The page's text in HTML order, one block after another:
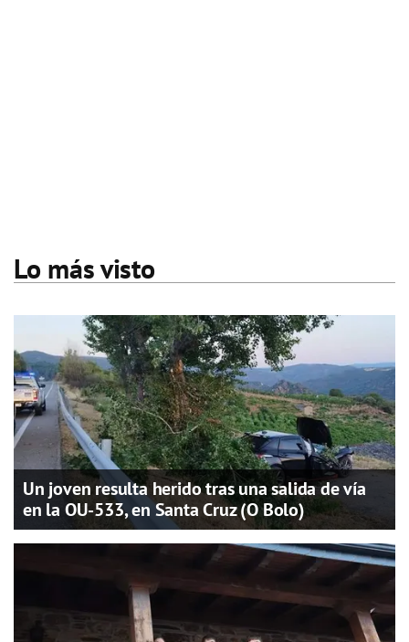
Lo más visto
Un joven resulta herido tras una salida de vía
en la OU-533, en Santa Cruz (O Bolo)